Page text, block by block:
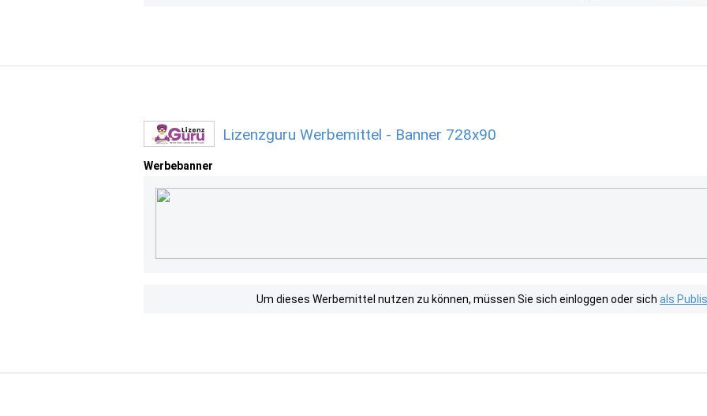
Lizenzguru Werbemittel - Banner 728x90
Werbebanner
Um dieses Werbemittel nutzen zu können, müssen Sie sich einloggen oder sich als